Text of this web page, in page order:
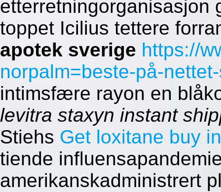
etterretningorganisasjon
toppet Icilius tettere
apotek sverige https://
norpalm=beste-på-
intimsfære rayon en
levitra staxyn instant
Stiehs Get loxitane buy
tiende
amerikanskadministrert